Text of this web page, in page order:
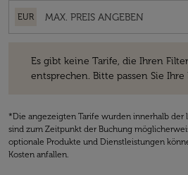
EUR
Es gibt keine Tarife, die Ihren
entsprechen. Bitte passen Sie Ihre
*Die angezeigten Tarife wurden innerhalb der
sind zum Zeitpunkt der Buchung
optionale Produkte und Dienstleistungen
Kosten anfallen.